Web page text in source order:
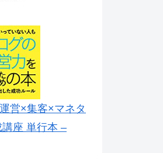
営×集客×マネタ
座 単行本 –